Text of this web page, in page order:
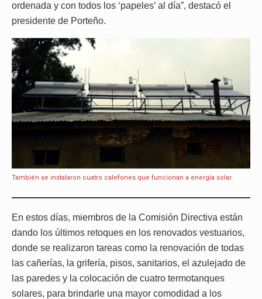
ordenada y con todos los ‘papeles’ al día”, destacó el
presidente de Porteño.
También se instalaron cuatro calefones que funcionan a energía solar.
En estos días, miembros de la Comisión Directiva están
dando los últimos retoques en los renovados vestuarios,
donde se realizaron tareas como la renovación de todas
las cañerías, la grifería, pisos, sanitarios, el azulejado de
las paredes y la colocación de cuatro termotanques
solares, para brindarle una mayor comodidad a los